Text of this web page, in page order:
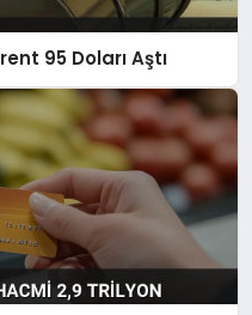
95 Doları Aştı